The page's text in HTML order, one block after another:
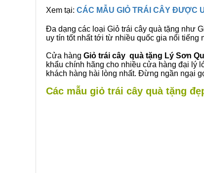
Xem tại: CÁC MẪU GIỎ TRÁI CÂY ĐƯỢC
Đa dạng các loại Giỏ trái cây quà tặng như
uy tín tốt nhất tới từ nhiều quốc gia nổi tiếng
Cửa hàng Giỏ trái cây quà tặng Lý Sơn
khẩu chính hãng cho nhiều cửa hàng đại lý
khách hàng hài lòng nhất. Đừng ngần ngại
Các mẫu giỏ trái cây quà tặng